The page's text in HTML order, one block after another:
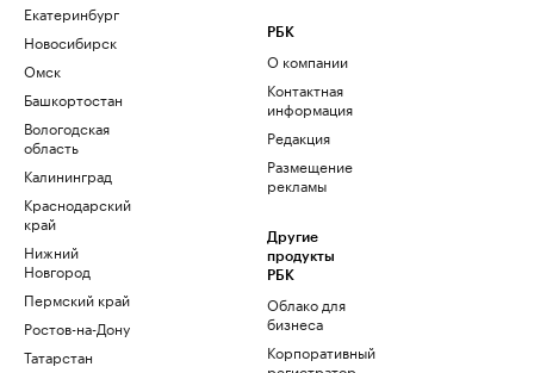
Екатеринбург
Новосибирск
Омск
Башкортостан
Вологодская
область
Калининград
Краснодарский
край
Нижний
Новгород
Пермский край
Ростов-на-Дону
Татарстан
РБК
О компании
Контактная
информация
Редакция
Размещение
рекламы
Другие
продукты
РБК
Облако для
бизнеса
Корпоративный